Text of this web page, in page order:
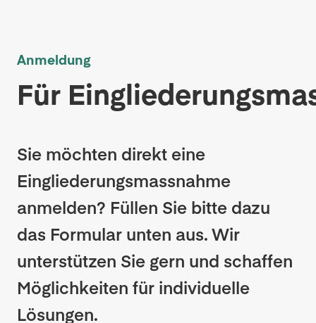
Anmeldung
Für
Sie möchten direkt eine
Eingliederungsmassnahme
anmelden? Füllen Sie bitte dazu
das Formular unten aus. Wir
unterstützen Sie gern und schaffen
Möglichkeiten für individuelle
Lösungen.